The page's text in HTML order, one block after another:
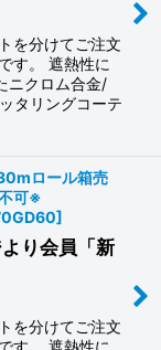
を分けてご注文
す。 遮熱性に
ニクロム合金/
タリングコーテ
ロール箱売
可※
]
り会員「新
を分けてご注文
す。 遮熱性に